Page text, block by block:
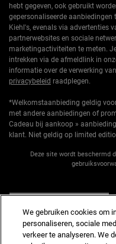
hebt gegeven, ook gebruikt
gepersonaliseerde
Kiehl's, evenals via advertenties
partnerwebsites en sociale
marketingactiviteiten te meten.
intrekken via de afmeldlink in
informatie over de verwerking
privacybeleid raadplegen.
*Welkomstaanbieding geldig
met andere aanbiedingen of
Cadeau bij aankoop »
klant. Niet geldig op limited
Deze site wordt beschermd
We gebruiken cookies om
personaliseren, sociale
verkeer te analyseren. We